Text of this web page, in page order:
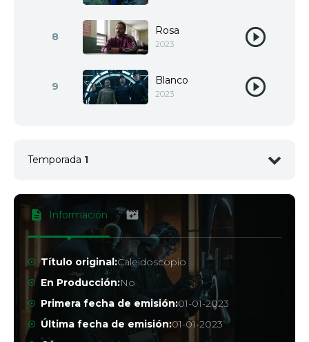
8 Rosa
2023
9 Blanco
2023
Temporada 1
2 Amarillo
2023
3 Verde
2023
Azul
Información
Título original:Caleidoscopio
En Producción:No
Primera fecha de emisión:01-01-2023
Última fecha de emisión:01-01-2023